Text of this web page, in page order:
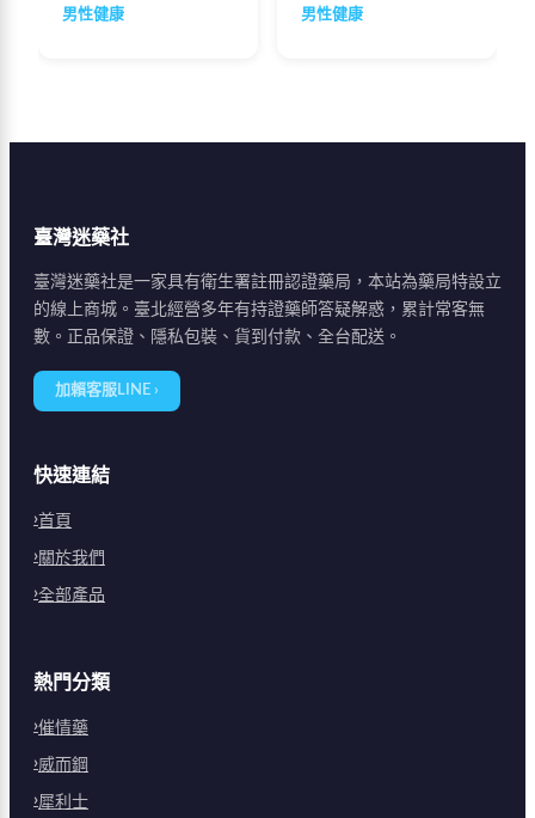
供泌尿科醫學專家的改
藥物輔助，可有效改善
男性健康
現，該男子服用的是來
辨別真假威而鋼，以及
男性健康
臺灣迷藥社
臺灣迷藥社是一家具有衛生署註冊認證藥局，本站為藥局特設立
的線上商城。臺北經營多年有持證藥師答疑解惑，累計常客無
數。正品保證、隱私包裝、貨到付款、全台配送。
加賴客服LINE ›
快速連結
首頁
關於我們
全部產品
熱門分類
催情藥
威而鋼
犀利士